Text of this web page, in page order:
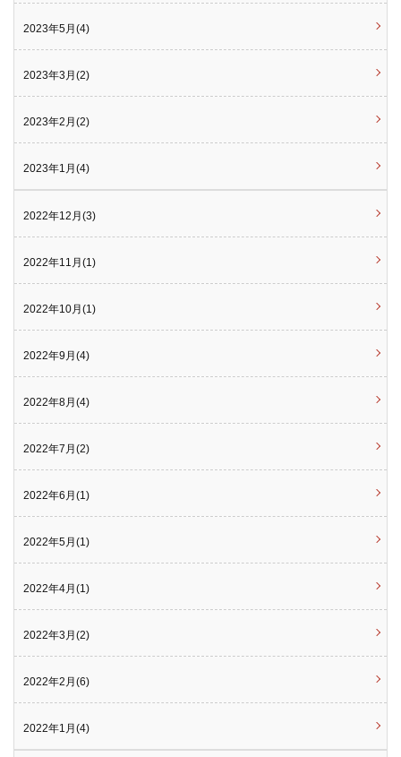
2023年5月(4)
2023年3月(2)
2023年2月(2)
2023年1月(4)
2022年12月(3)
2022年11月(1)
2022年10月(1)
2022年9月(4)
2022年8月(4)
2022年7月(2)
2022年6月(1)
2022年5月(1)
2022年4月(1)
2022年3月(2)
2022年2月(6)
2022年1月(4)